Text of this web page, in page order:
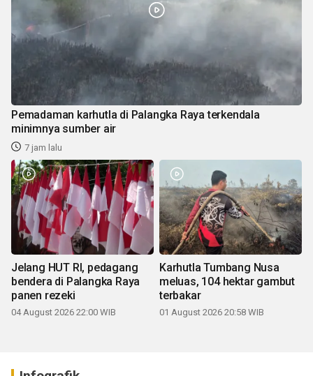
Pemadaman karhutla di Palangka Raya terkendala
minimnya sumber air
7 jam lalu
Jelang HUT RI, pedagang
bendera di Palangka Raya
panen rezeki
04 August 2026 22:00 WIB
Karhutla Tumbang Nusa
meluas, 104 hektar gambut
terbakar
01 August 2026 20:58 WIB